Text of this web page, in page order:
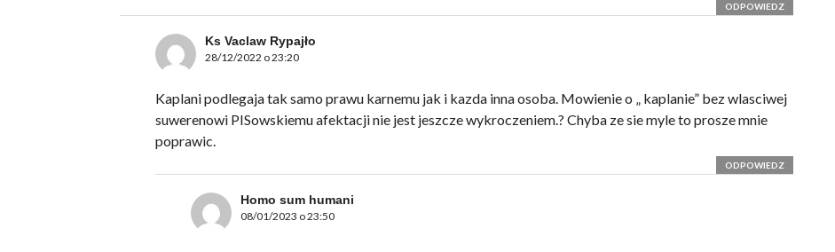
ODPOWIEDZ
Ks Vaclaw Rypajło
28/12/2022 o 23:20
Kaplani podlegaja tak samo prawu karnemu jak i kazda inna osoba. Mowienie o „ kaplanie” bez wlasciwej
suwerenowi PISowskiemu afektacji nie jest jeszcze wykroczeniem.? Chyba ze sie myle to prosze mnie
poprawic.
ODPOWIEDZ
Homo sum humani
08/01/2023 o 23:50